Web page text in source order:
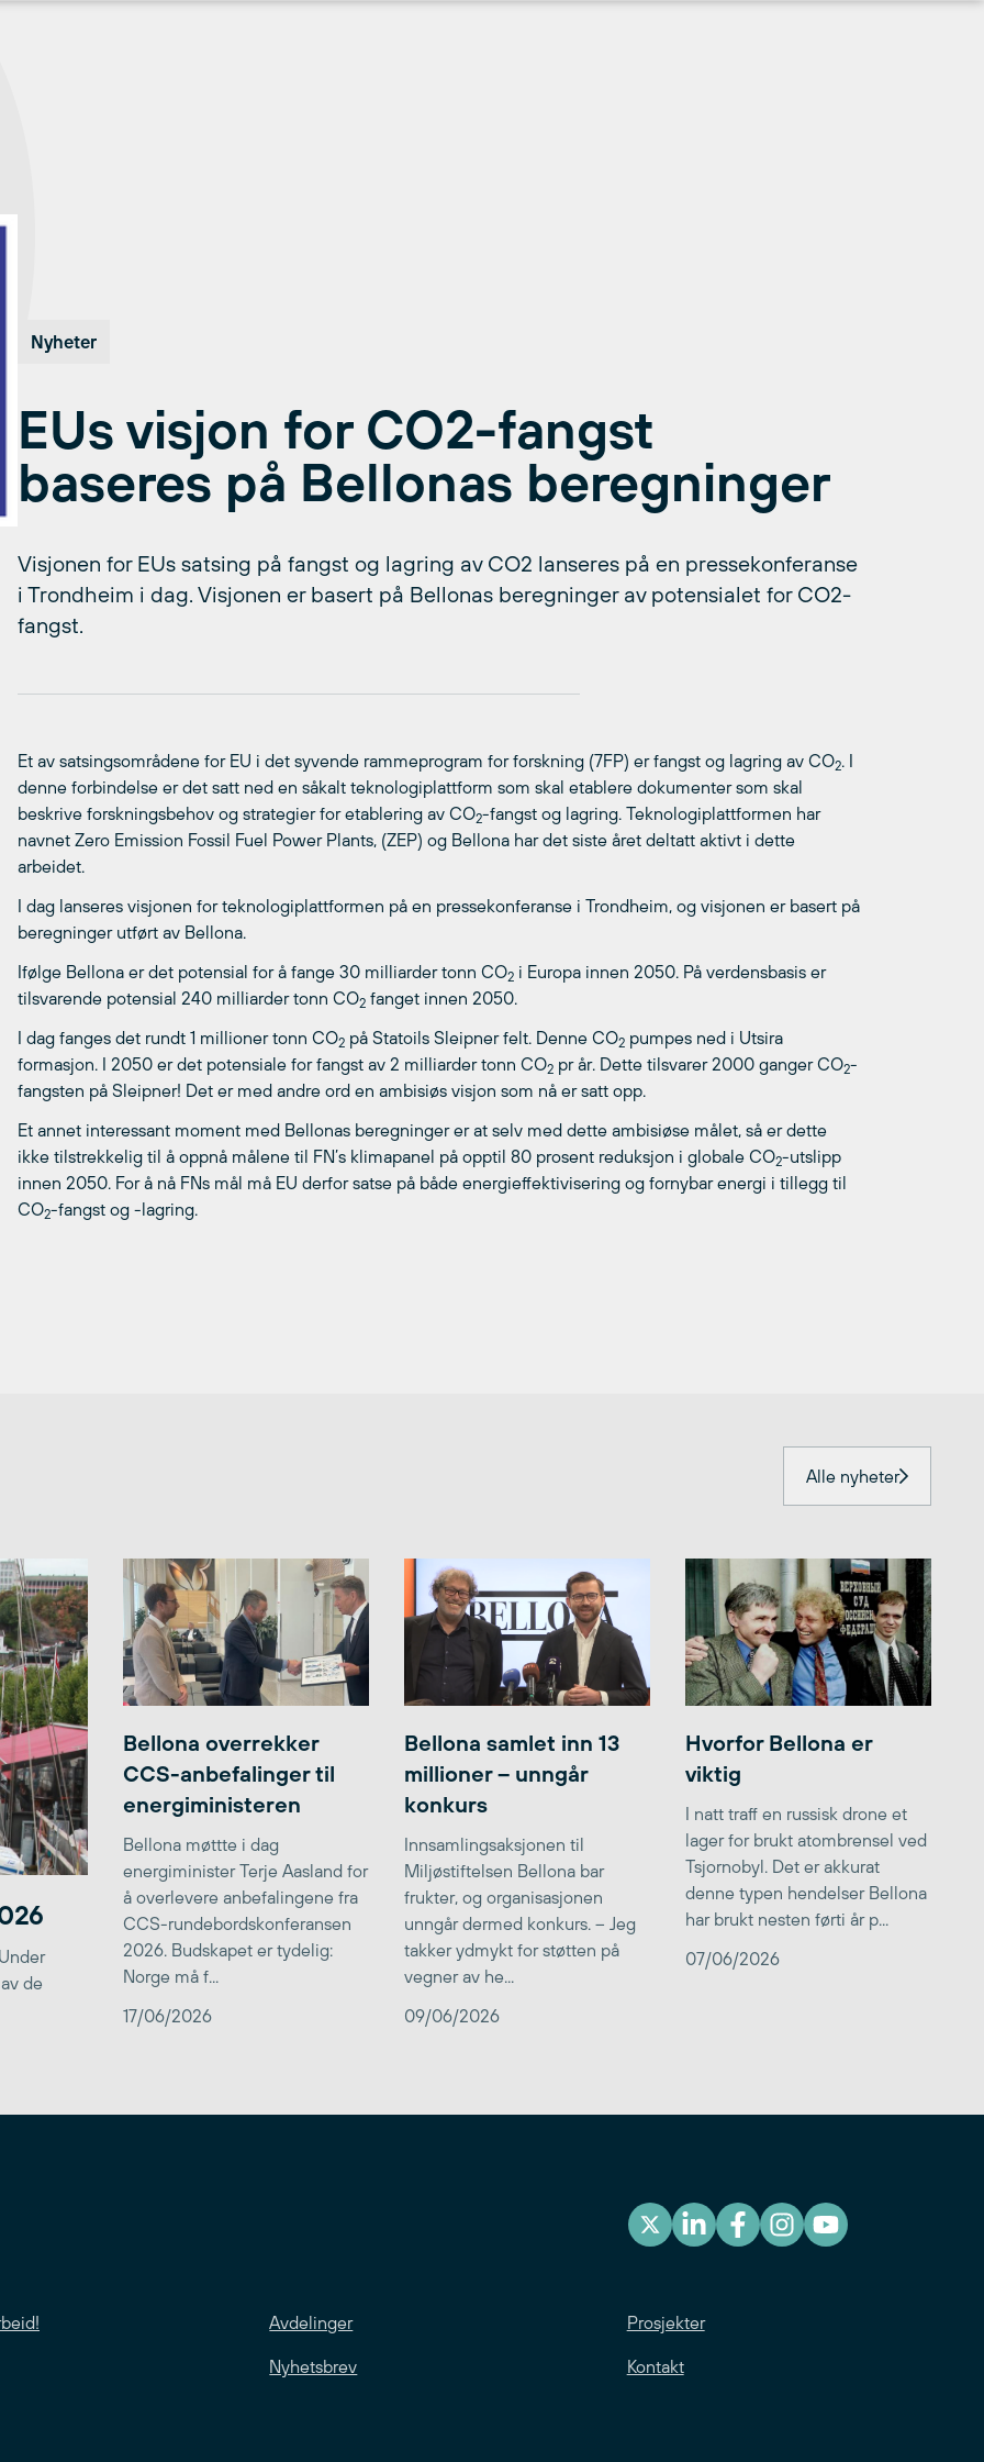
Nyheter
EUs visjon for CO2-fangst
baseres på Bellonas beregninger
Visjonen for EUs satsing på fangst og lagring av CO2 lanseres på en pressekonferanse
i Trondheim i dag. Visjonen er basert på Bellonas beregninger av potensialet for CO2-
fangst.
Et av satsingsområdene for EU i det syvende rammeprogram for forskning (7FP) er fangst og lagring av CO2. I
denne forbindelse er det satt ned en såkalt teknologiplattform som skal etablere dokumenter som skal
beskrive forskningsbehov og strategier for etablering av CO2-fangst og lagring. Teknologiplattformen har
navnet Zero Emission Fossil Fuel Power Plants, (ZEP) og Bellona har det siste året deltatt aktivt i dette
arbeidet.
I dag lanseres visjonen for teknologiplattformen på en pressekonferanse i Trondheim, og visjonen er basert på
beregninger utført av Bellona.
Ifølge Bellona er det potensial for å fange 30 milliarder tonn CO2 i Europa innen 2050. På verdensbasis er
tilsvarende potensial 240 milliarder tonn CO2 fanget innen 2050.
I dag fanges det rundt 1 millioner tonn CO2 på Statoils Sleipner felt. Denne CO2 pumpes ned i Utsira
formasjon. I 2050 er det potensiale for fangst av 2 milliarder tonn CO2 pr år. Dette tilsvarer 2000 ganger CO2-
fangsten på Sleipner! Det er med andre ord en ambisiøs visjon som nå er satt opp.
Et annet interessant moment med Bellonas beregninger er at selv med dette ambisiøse målet, så er dette
ikke tilstrekkelig til å oppnå målene til FN’s klimapanel på opptil 80 prosent reduksjon i globale CO2-utslipp
innen 2050. For å nå FNs mål må EU derfor satse på både energieffektivisering og fornybar energi i tillegg til
CO2-fangst og -lagring.
Alle nyheter
de
Bellona overrekker
CCS-anbefalinger til
energiministeren
Bellona møttte i dag
energiminister Terje Aasland for
å overlevere anbefalingene fra
CCS-rundebordskonferansen
2026. Budskapet er tydelig:
Norge må f...
17/06/2026
Bellona samlet inn 13
millioner – unngår
konkurs
Innsamlingsaksjonen til
Miljøstiftelsen Bellona bar
frukter, og organisasjonen
unngår dermed konkurs. – Jeg
takker ydmykt for støtten på
vegner av he...
09/06/2026
Hvorfor Bellona er
viktig
I natt traff en russisk drone et
lager for brukt atombrensel ved
Tsjornobyl. Det er akkurat
denne typen hendelser Bellona
har brukt nesten førti år p...
07/06/2026
Avdelinger Prosjekter
Nyhetsbrev Kontakt